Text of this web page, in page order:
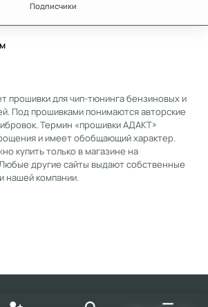
Подписчики
прошивки для чип-тюнинга бензиновых и
Под прошивками понимаются авторские
Термин «прошивки АДАКТ»
и имеет обобщающий характер.
купить только в магазине на
другие сайты выдают собственные
нашей компании.